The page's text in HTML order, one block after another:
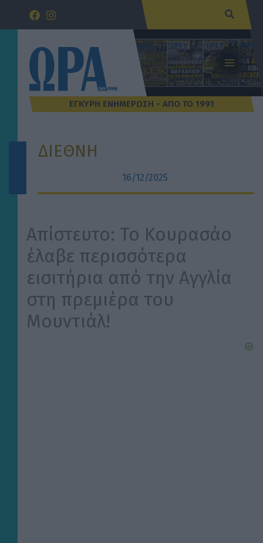
Μετάβαση
ΔΙΕΘΝΗ
16/12/2025
Απίστευτο: Το Κουρασάο
έλαβε περισσότερα
εισιτήρια από την Αγγλία
στη πρεμιέρα του
Μουντιάλ!